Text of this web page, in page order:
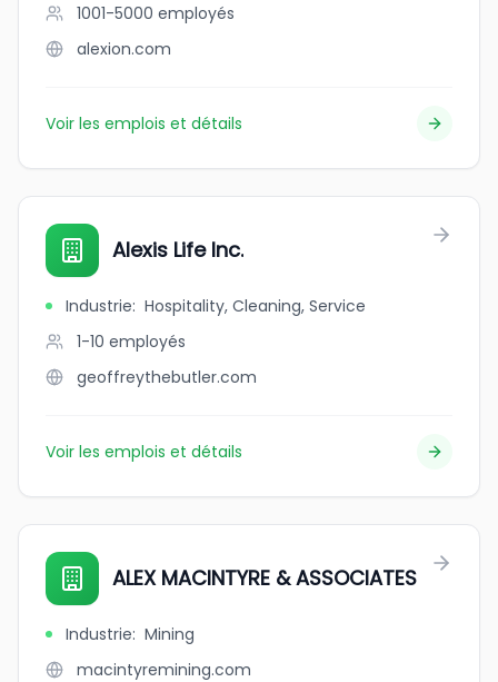
1001-5000 employés
alexion.com
Voir les emplois et détails
Alexis Life Inc.
Industrie: Hospitality, Cleaning, Service
1-10 employés
geoffreythebutler.com
Voir les emplois et détails
ALEX MACINTYRE & ASSOCIATES
Industrie: Mining
macintyremining.com